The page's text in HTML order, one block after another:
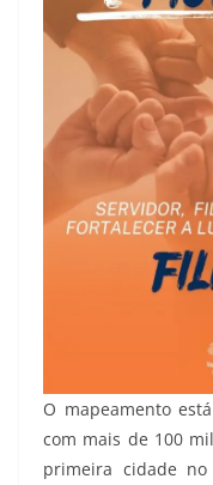
O mapeamento
com mais de 100
primeira cidade